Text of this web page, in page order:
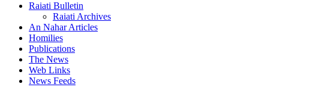
Raiati Bulletin
Raiati Archives
An Nahar Articles
Homilies
Publications
The News
Web Links
News Feeds